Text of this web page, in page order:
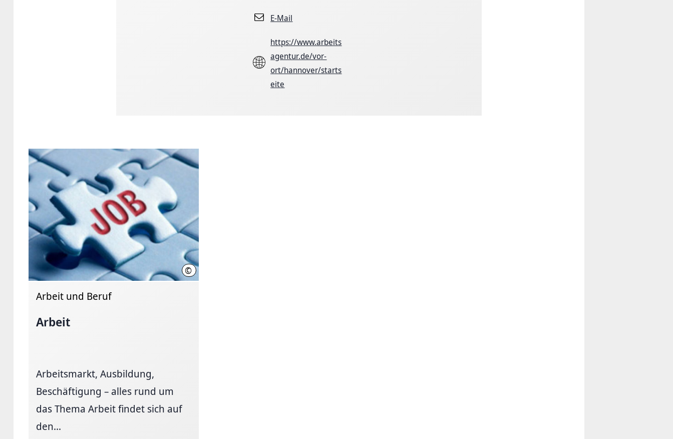
E-Mail
https://www.arbeits
agentur.de/vor-
ort/hannover/starts
eite
© Landeshauptstadt Hannover
Arbeit und Beruf
Arbeit
Arbeitsmarkt, Ausbildung,
Beschäftigung – alles rund um
das Thema Arbeit findet sich auf
den...